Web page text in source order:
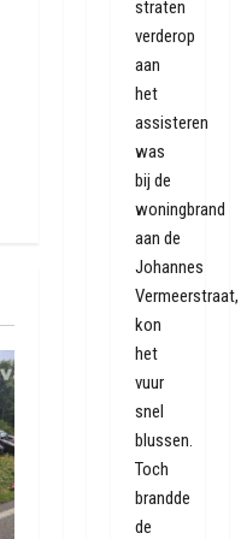
straten
verderop
aan
het
assisteren
was
bij de
woningbrand
aan de
Johannes
Vermeerstraat,
kon
het
vuur
snel
blussen.
Toch
brandde
de